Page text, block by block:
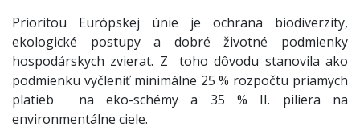
Prioritou Európskej únie je ochrana biodiverzity,
ekologické postupy a dobré životné podmienky
hospodárskych zvierat. Z toho dôvodu stanovila ako
podmienku vyčleniť minimálne 25 % rozpočtu priamych
platieb na eko-schémy a 35 % II. piliera na
environmentálne ciele.